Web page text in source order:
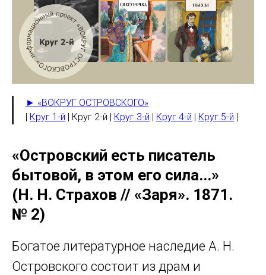
► «ВОКРУГ ОСТРОВСКОГО»
| Круг 1-й | Круг 2-й | Круг 3-й | Круг 4-й | Круг 5-й |
«Островский есть писатель
бытовой, в этом его сила...»
(Н. Н. Страхов // «Заря». 1871.
№ 2)
Богатое литературное наследие А. Н.
Островского состоит из драм и